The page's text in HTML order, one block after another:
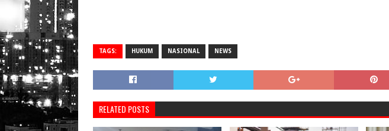
TAGS: HUKUM NASIONAL NEWS
RELATED POSTS